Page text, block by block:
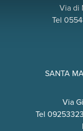
Via di
Tel
SANTA
Via
Tel